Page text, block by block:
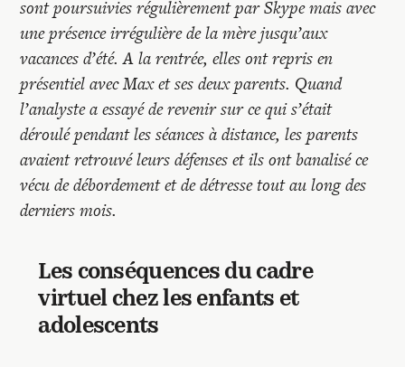
sont poursuivies régulièrement par Skype mais avec
une présence irrégulière de la mère jusqu’aux
vacances d’été. A la rentrée, elles ont repris en
présentiel avec Max et ses deux parents. Quand
l’analyste a essayé de revenir sur ce qui s’était
déroulé pendant les séances à distance, les parents
avaient retrouvé leurs défenses et ils ont banalisé ce
vécu de débordement et de détresse tout au long des
derniers mois.
Les conséquences du cadre
virtuel chez les enfants et
adolescents